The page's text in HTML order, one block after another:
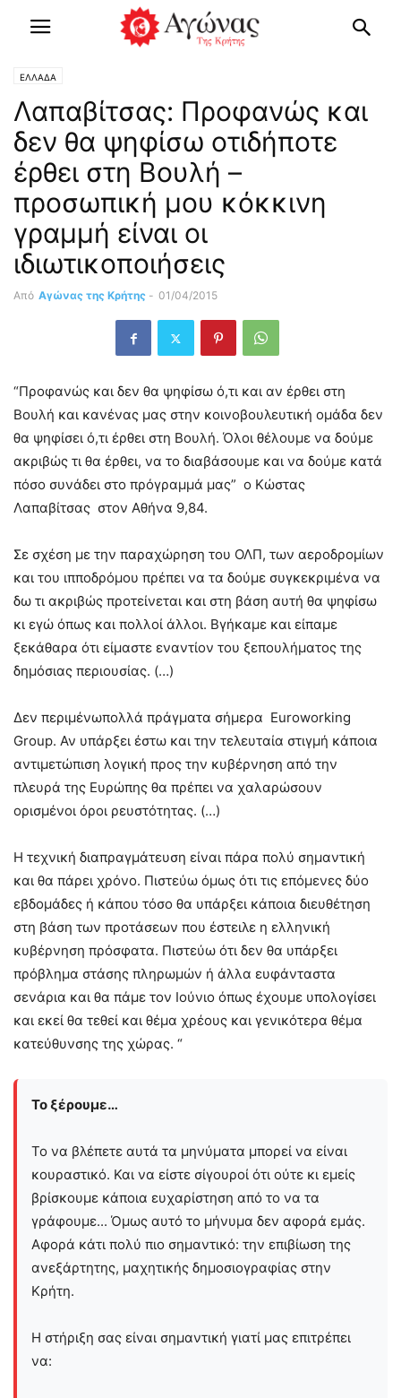
ΕΛΛΑΔΑ
Λαπαβίτσας: Προφανώς και
δεν θα ψηφίσω οτιδήποτε
έρθει στη Βουλή –
προσωπική μου κόκκινη
γραμμή είναι οι
ιδιωτικοποιήσεις
Από Αγώνας της Κρήτης - 01/04/2015
“Προφανώς και δεν θα ψηφίσω ό,τι και αν έρθει στη
Βουλή και κανένας μας στην κοινοβουλευτική ομάδα δεν
θα ψηφίσει ό,τι έρθει στη Βουλή. Όλοι θέλουμε να δούμε
ακριβώς τι θα έρθει, να το διαβάσουμε και να δούμε κατά
πόσο συνάδει στο πρόγραμμά μας” ο Κώστας
Λαπαβίτσας στον Αθήνα 9,84.
Σε σχέση με την παραχώρηση του ΟΛΠ, των αεροδρομίων
και του ιπποδρόμου πρέπει να τα δούμε συγκεκριμένα να
δω τι ακριβώς προτείνεται και στη βάση αυτή θα ψηφίσω
κι εγώ όπως και πολλοί άλλοι. Βγήκαμε και είπαμε
ξεκάθαρα ότι είμαστε εναντίον του ξεπουλήματος της
δημόσιας περιουσίας. (…)
Δεν περιμένωπολλά πράγματα σήμερα Euroworking
Group. Αν υπάρξει έστω και την τελευταία στιγμή κάποια
αντιμετώπιση λογική προς την κυβέρνηση από την
πλευρά της Ευρώπης θα πρέπει να χαλαρώσουν
ορισμένοι όροι ρευστότητας. (…)
Η τεχνική διαπραγμάτευση είναι πάρα πολύ σημαντική
και θα πάρει χρόνο. Πιστεύω όμως ότι τις επόμενες δύο
εβδομάδες ή κάπου τόσο θα υπάρξει κάποια διευθέτηση
στη βάση των προτάσεων που έστειλε η ελληνική
κυβέρνηση πρόσφατα. Πιστεύω ότι δεν θα υπάρξει
πρόβλημα στάσης πληρωμών ή άλλα ευφάνταστα
σενάρια και θα πάμε τον Ιούνιο όπως έχουμε υπολογίσει
και εκεί θα τεθεί και θέμα χρέους και γενικότερα θέμα
κατεύθυνσης της χώρας. “
Το ξέρουμε…
Το να βλέπετε αυτά τα μηνύματα μπορεί να είναι
κουραστικό. Και να είστε σίγουροί ότι ούτε κι εμείς
βρίσκουμε κάποια ευχαρίστηση από το να τα
γράφουμε... Όμως αυτό το μήνυμα δεν αφορά εμάς.
Αφορά κάτι πολύ πιο σημαντικό: την επιβίωση της
ανεξάρτητης, μαχητικής δημοσιογραφίας στην
Kρήτη.
Η στήριξη σας είναι σημαντική γιατί μας επιτρέπει
να: